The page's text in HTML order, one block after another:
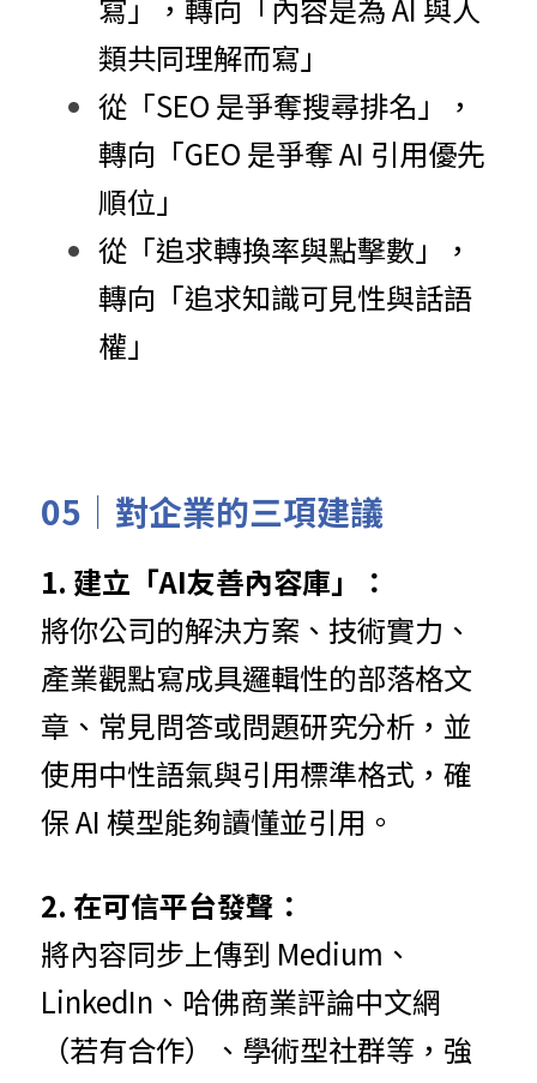
寫」，轉向「內容是為 AI 與人
類共同理解而寫」
從「SEO 是爭奪搜尋排名」，
轉向「GEO 是爭奪 AI 引用優先
順位」
從「追求轉換率與點擊數」，
轉向「追求知識可見性與話語
權」
05｜ 對企業的三項建議
1. 建立「AI友善內容庫」：
將你公司的解決方案、技術實力、
產業觀點寫成具邏輯性的部落格文
章、常見問答或問題研究分析，並
使用中性語氣與引用標準格式，確
保 AI 模型能夠讀懂並引用。
2. 在可信平台發聲：
將內容同步上傳到 Medium、
LinkedIn、哈佛商業評論中文網
（若有合作）、學術型社群等，強